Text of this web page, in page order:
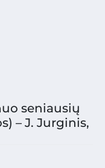
seniausių
– J. Jurginis,